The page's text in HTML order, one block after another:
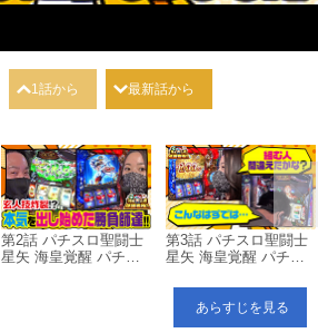
1話から 最新話から
第2話 パチスロ聖闘士
星矢 海皇覚醒 パチス
第3話 パチスロ聖闘士
星矢 海皇覚醒 パチス
あらすじを見る